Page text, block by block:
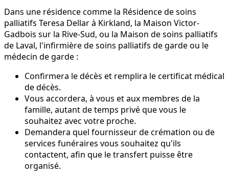
Dans une résidence comme la Résidence de soins
palliatifs Teresa Dellar à Kirkland, la Maison Victor-
Gadbois sur la Rive-Sud, ou la Maison de soins palliatifs
de Laval, l'infirmière de soins palliatifs de garde ou le
médecin de garde :
Confirmera le décès et remplira le certificat médical
de décès.
Vous accordera, à vous et aux membres de la
famille, autant de temps privé que vous le
souhaitez avec votre proche.
Demandera quel fournisseur de crémation ou de
services funéraires vous souhaitez qu'ils
contactent, afin que le transfert puisse être
organisé.